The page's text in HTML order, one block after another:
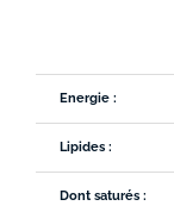
Energie :
Lipides :
Dont saturés :